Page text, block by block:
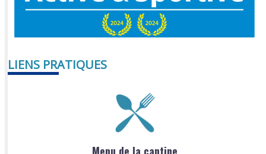
LIENS PRATIQUES
Menu de la cantine